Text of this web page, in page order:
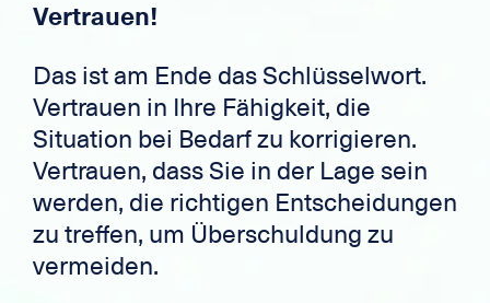
Vertrauen!
Das ist am Ende das Schlüsselwort.
Vertrauen in Ihre Fähigkeit, die
Situation bei Bedarf zu korrigieren.
Vertrauen, dass Sie in der Lage sein
werden, die richtigen Entscheidungen
zu treffen, um Überschuldung zu
vermeiden.